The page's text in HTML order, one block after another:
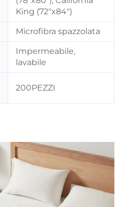
King (72"x84")
Microfibra spazzolata
Impermeabile,
lavabile
200PEZZI